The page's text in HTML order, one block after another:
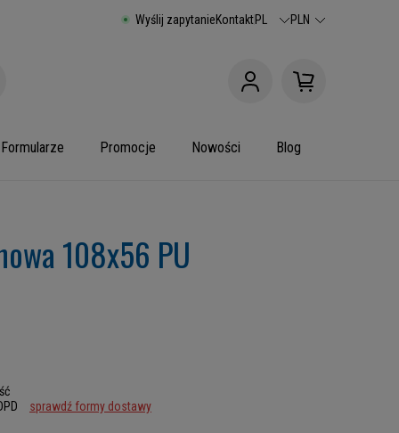
Wyślij zapytanieKontaktPL PLN
Formularze Promocje Nowości Blog
108x56 PU
sprawdź formy dostawy